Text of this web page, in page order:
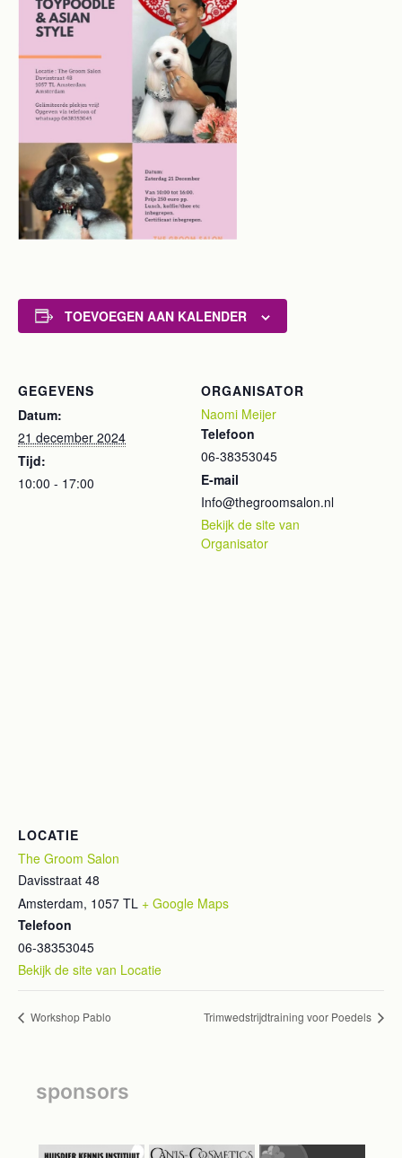
TOEVOEGEN AAN KALENDER
GEGEVENS
Datum:
21 december 2024
Tijd:
10:00 - 17:00
ORGANISATOR
Naomi Meijer
Telefoon
06-38353045
E-mail
Info@thegroomsalon.nl
Bekijk de site van
Organisator
LOCATIE
The Groom Salon
Davisstraat 48
Amsterdam, 1057 TL + Google Maps
Telefoon
06-38353045
Bekijk de site van Locatie
Workshop Pablo Trimwedstrijdtraining voor Poedels
sponsors